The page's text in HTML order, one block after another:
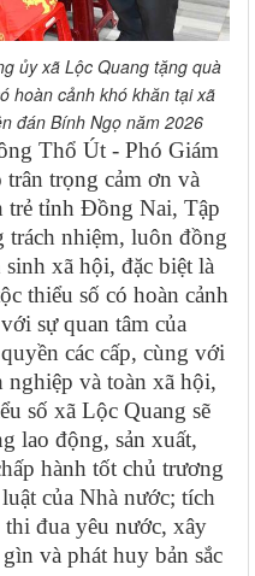
ủy xã Lộc Quang tặng quà
hoàn cảnh khó khăn tại xã
đán Bính Ngọ năm 2026
Thổ Út - Phó Giám
trọng cảm ơn và
trẻ tỉnh Đồng Nai, Tập
trách nhiệm, luôn đồng
xã hội, đặc biệt là
thiểu số có hoàn cảnh
sự quan tâm của
các cấp, cùng với
nghiệp và toàn xã hội,
số xã Lộc Quang sẽ
lao động, sản xuất,
hành tốt chủ trương
của Nhà nước; tích
thi đua yêu nước, xây
và phát huy bản sắc